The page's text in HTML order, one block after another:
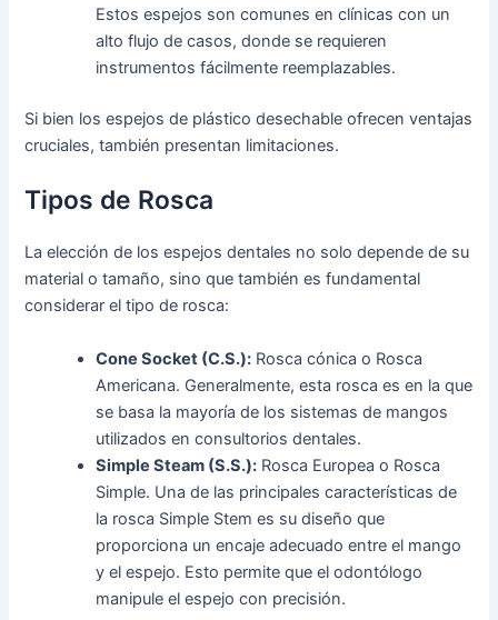
Estos espejos son comunes en clínicas con un
alto flujo de casos, donde se requieren
instrumentos fácilmente reemplazables.
Si bien los espejos de plástico desechable ofrecen ventajas
cruciales, también presentan limitaciones.
Tipos de Rosca
La elección de los espejos dentales no solo depende de su
material o tamaño, sino que también es fundamental
considerar el tipo de rosca:
Cone Socket (C.S.): Rosca cónica o Rosca
Americana. Generalmente, esta rosca es en la que
se basa la mayoría de los sistemas de mangos
utilizados en consultorios dentales.
Simple Steam (S.S.): Rosca Europea o Rosca
Simple. Una de las principales características de
la rosca Simple Stem es su diseño que
proporciona un encaje adecuado entre el mango
y el espejo. Esto permite que el odontólogo
manipule el espejo con precisión.